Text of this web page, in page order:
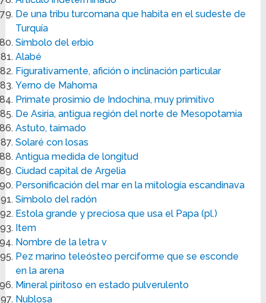
De una tribu turcomana que habita en el sudeste de
Turquía
Símbolo del erbio
Alabé
Figurativamente, afición o inclinación particular
Yerno de Mahoma
Primate prosimio de Indochina, muy primitivo
De Asiria, antigua región del norte de Mesopotamia
Astuto, taimado
Solaré con losas
Antigua medida de longitud
Ciudad capital de Argelia
Personificación del mar en la mitología escandinava
Símbolo del radón
Estola grande y preciosa que usa el Papa (pl.)
Item
Nombre de la letra v
Pez marino teleósteo perciforme que se esconde
en la arena
Mineral piritoso en estado pulverulento
Nublosa